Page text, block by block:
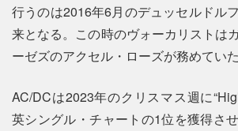
行うのは2016年6月のデュッセルドル
来となる。この時のヴォーカリストは
ーゼズのアクセル・ローズが務めていた
AC/DCは2023年のクリスマス週に
英シングル・チャートの1位を獲得さ